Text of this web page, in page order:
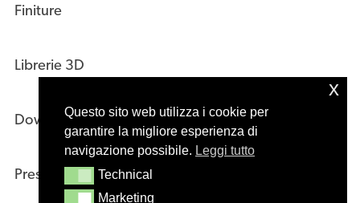
Questo sito web utilizza i cookie per
garantire la migliore esperienza di
navigazione possibile. Leggi tutto
TechnicalTechnical
MarketingMarketing
x
Finiture
Librerie 3D
Download Area
Press Kit